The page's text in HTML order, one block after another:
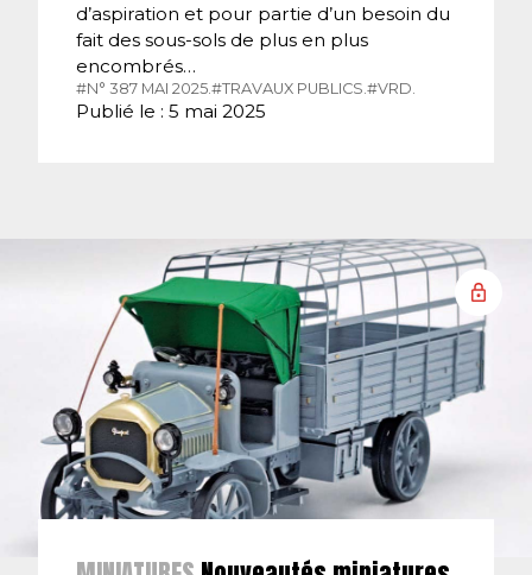
d’aspiration et pour partie d’un besoin du
fait des sous-sols de plus en plus
encombrés…
#N° 387 MAI 2025. #TRAVAUX PUBLICS. #VRD.
Publié le : 5 mai 2025